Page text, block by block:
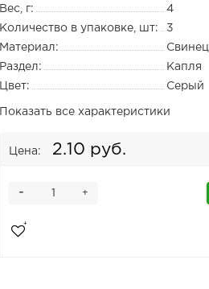
Вес, г:
4
Количество в упаковке, шт:
3
Материал:
Свинец
Раздел:
Капля
Цвет:
Серый
Показать все характеристики
Цена: 2.10 руб.
+
-